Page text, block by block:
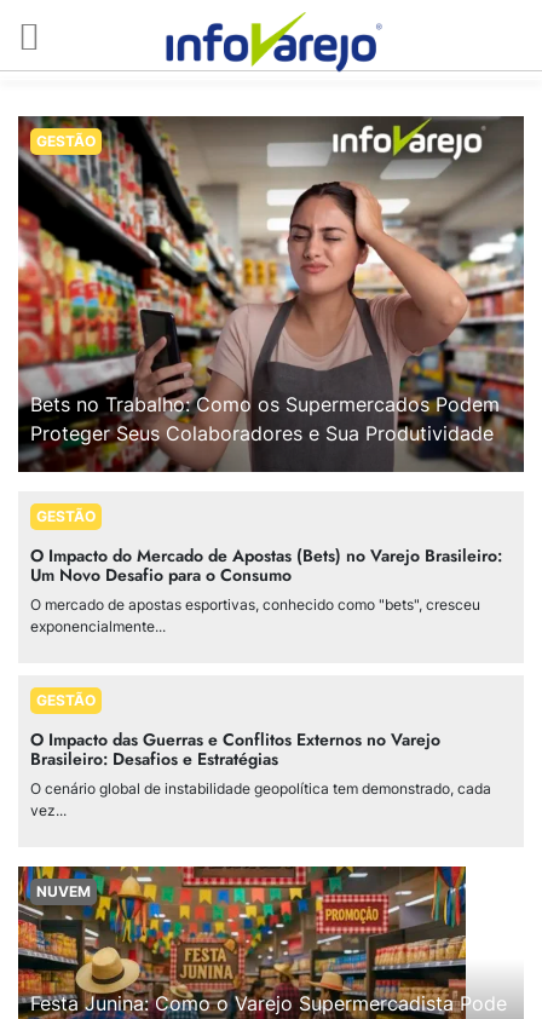
GESTÃO
Bets no Trabalho: Como os Supermercados Podem
Proteger Seus Colaboradores e Sua Produtividade
GESTÃO
O Impacto do Mercado de Apostas (Bets) no Varejo Brasileiro:
Um Novo Desafio para o Consumo
O mercado de apostas esportivas, conhecido como "bets", cresceu
exponencialmente...
GESTÃO
O Impacto das Guerras e Conflitos Externos no Varejo
Brasileiro: Desafios e Estratégias
O cenário global de instabilidade geopolítica tem demonstrado, cada
vez...
NUVEM
Festa Junina: Como o Varejo Supermercadista Pode